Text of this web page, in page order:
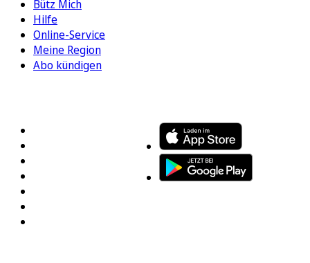
Bütz Mich
Hilfe
Online-Service
Meine Region
Abo kündigen